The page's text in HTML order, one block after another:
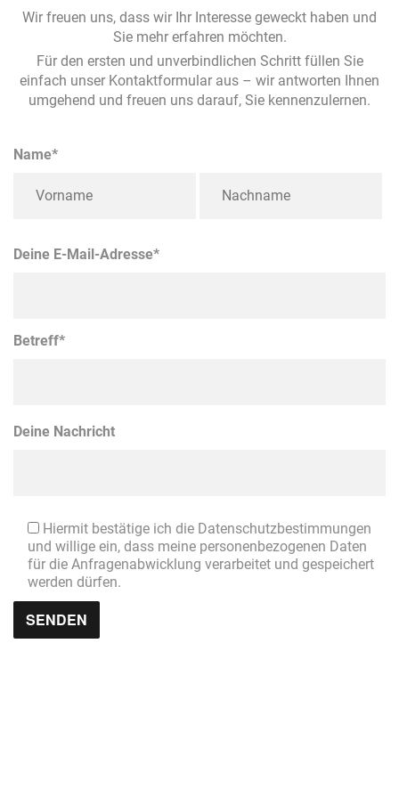
Wir freuen uns, dass wir Ihr Interesse geweckt haben und
Sie mehr erfahren möchten.
Für den ersten und unverbindlichen Schritt füllen Sie
einfach unser Kontaktformular aus – wir antworten Ihnen
umgehend und freuen uns darauf, Sie kennenzulernen.
Name*
Deine E-Mail-Adresse*
Betreff*
Deine Nachricht
Hiermit bestätige ich die Datenschutzbestimmungen
und willige ein, dass meine personenbezogenen Daten
für die Anfragenabwicklung verarbeitet und gespeichert
werden dürfen.